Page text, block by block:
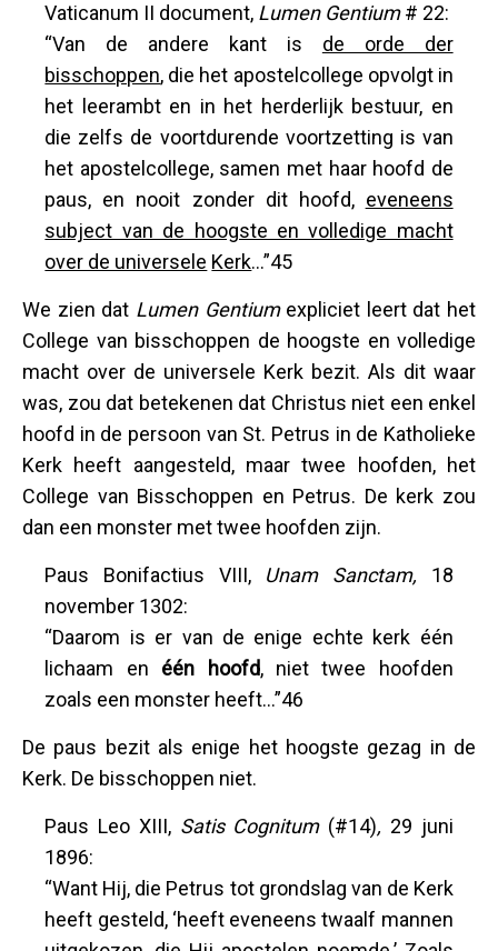
Vaticanum II document, Lumen Gentium# 22:
“Van de andere kant is de orde der
bisschoppen, die het apostelcollege opvolgt in
het leerambt en in het herderlijk bestuur, en
die zelfs de voortdurende voortzetting is van
het apostelcollege, samen met haar hoofd de
paus, en nooit zonder dit hoofd, eveneens
subject van de hoogste en volledige macht
over de universele Kerk...”45
We zien dat Lumen Gentium expliciet leert dat het
College van bisschoppen de hoogste en volledige
macht over de universele Kerk bezit. Als dit waar
was, zou dat betekenen dat Christus niet een enkel
hoofd in de persoon van St. Petrus in de Katholieke
Kerk heeft aangesteld, maar twee hoofden, het
College van Bisschoppen en Petrus. De kerk zou
dan een monster met twee hoofden zijn.
Paus Bonifactius VIII, Unam Sanctam, 18
november 1302:
“Daarom is er van de enige echte kerk één
lichaam en één hoofd, niet twee hoofden
zoals een monster heeft...”46
De paus bezit als enige het hoogste gezag in de
Kerk. De bisschoppen niet.
Paus Leo XIII, Satis Cognitum (#14), 29 juni
1896:
“Want Hij, die Petrus tot grondslag van de Kerk
heeft gesteld, ‘heeft eveneens twaalf mannen